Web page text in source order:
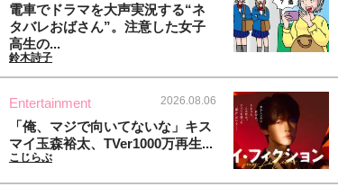
電車でドラマを大声実況する“ネ
タバレおばさん”。注意した女子
高生の...
鈴木詩子
Entertainment 2026.08.06
「俺、マジで向いてないな」キス
マイ玉森裕太、TVer1000万再生...
こじらぶ